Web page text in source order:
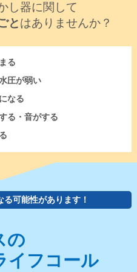
し器に関して
とはありませんか？
る
圧が弱い
なる
る・音がする
可能性があります！
の
イフコール